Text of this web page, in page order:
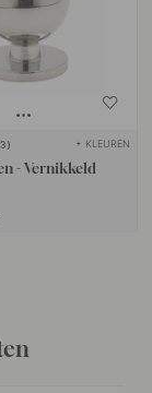
+ KLEUREN
- Vernikkeld